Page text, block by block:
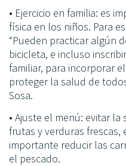
• Ejercicio en familia: es
física en los niños. Para
“Pueden practicar algún
bicicleta, e incluso
familiar, para incorporar
proteger la salud de
Sosa.
• Ajuste el menú: evitar
frutas y verduras frescas,
importante reducir las
el pescado.